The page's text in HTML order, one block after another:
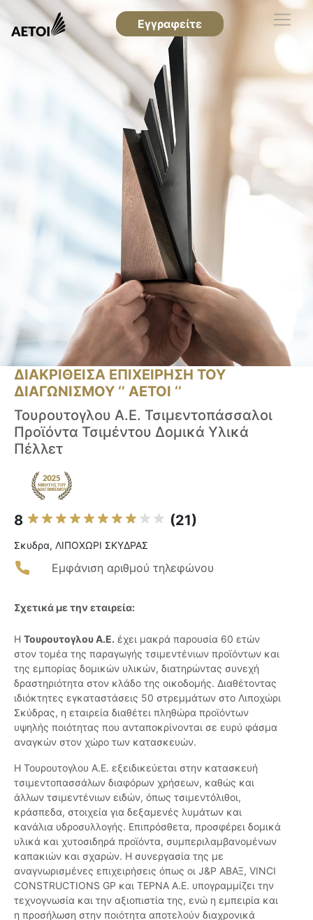
Εγγραφείτε
ΔΙΑΚΡΙΘΕΙΣΑ ΕΠΙΧΕΙΡΗΣΗ ΤΟΥ
ΔΙΑΓΩΝΙΣΜΟΥ ‘’ ΑΕΤΟΙ ‘’
Τουρουτογλου Α.Ε. Τσιμεντοπάσσαλοι
Προϊόντα Τσιμέντου Δομικά Υλικά
Πέλλετ
8 (21)
Σκυδρα, ΛΙΠΟΧΩΡΙ ΣΚΥΔΡΑΣ
Εμφάνιση αριθμού τηλεφώνου
Σχετικά με την εταιρεία:
Η Τουρουτογλου Α.Ε. έχει μακρά παρουσία 60 ετών
στον τομέα της παραγωγής τσιμεντένιων προϊόντων και
της εμπορίας δομικών υλικών, διατηρώντας συνεχή
δραστηριότητα στον κλάδο της οικοδομής. Διαθέτοντας
ιδιόκτητες εγκαταστάσεις 50 στρεμμάτων στο Λιποχώρι
Σκύδρας, η εταιρεία διαθέτει πληθώρα προϊόντων
υψηλής ποιότητας που ανταποκρίνονται σε ευρύ φάσμα
αναγκών στον χώρο των κατασκευών.
Η Τουρουτογλου Α.Ε. εξειδικεύεται στην κατασκευή
τσιμεντοπασσάλων διαφόρων χρήσεων, καθώς και
άλλων τσιμεντένιων ειδών, όπως τσιμεντόλιθοι,
κράσπεδα, στοιχεία για δεξαμενές λυμάτων και
κανάλια υδροσυλλογής. Επιπρόσθετα, προσφέρει δομικά
υλικά και χυτοσιδηρά προϊόντα, συμπεριλαμβανομένων
καπακιών και σχαρών. Η συνεργασία της με
αναγνωρισμένες επιχειρήσεις όπως οι J&P ΑΒΑΞ, VINCI
CONSTRUCTIONS GP και ΤΕΡΝΑ Α.Ε. υπογραμμίζει την
τεχνογνωσία και την αξιοπιστία της, ενώ η εμπειρία και
η προσήλωση στην ποιότητα αποτελούν διαχρονικά